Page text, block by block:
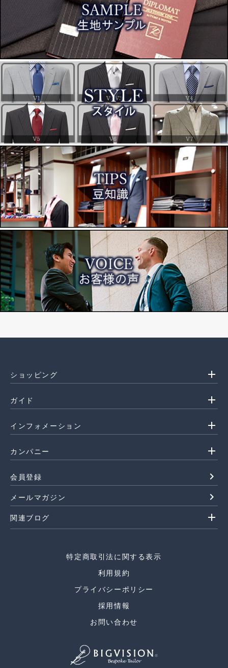
ショッピング add
ガイド add
インフォメーション add
カンパニー add
会員登録 navigate_next
メールマガジン navigate_next
関連ブログ add
特定商取引法に関する表示
利用規約
プライバシーポリシー
採用情報
お問い合わせ